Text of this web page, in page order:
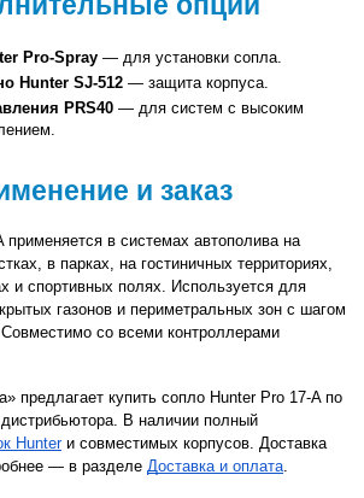
Pro-Spray — для установки сопла.
Hunter SJ-512 — защита корпуса.
PRS40 — для систем с высоким
и заказ
в системах автополива на
в парках, на гостиничных территориях,
и спортивных полях. Используется для
газонов и периметральных зон с шагом
со всеми контроллерами
предлагает купить сопло Hunter Pro 17-A по
В наличии полный
Hunter и совместимых корпусов. Доставка
— в разделе Доставка и оплата.